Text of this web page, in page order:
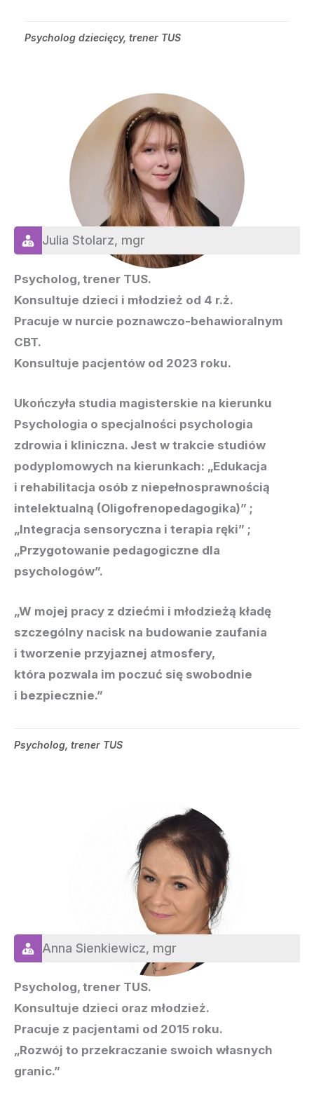
Psycholog dziecięcy, trener TUS
Julia Stolarz, mgr
Psycholog, trener TUS.
Konsultuje dzieci i młodzież od 4 r.ż.
Pracuje w nurcie poznawczo-behawioralnym
CBT.
Konsultuje pacjentów od 2023 roku.
Ukończyła studia magisterskie na kierunku
Psychologia o specjalności psychologia
zdrowia i kliniczna. Jest w trakcie studiów
podyplomowych na kierunkach: „Edukacja
i rehabilitacja osób z niepełnosprawnością
intelektualną (Oligofrenopedagogika)” ;
„Integracja sensoryczna i terapia ręki” ;
„Przygotowanie pedagogiczne dla
psychologów”.
„W mojej pracy z dziećmi i młodzieżą kładę
szczególny nacisk na budowanie zaufania
i tworzenie przyjaznej atmosfery,
która pozwala im poczuć się swobodnie
i bezpiecznie.”
Psycholog, trener TUS
Anna Sienkiewicz, mgr
Psycholog, trener TUS.
Konsultuje dzieci oraz młodzież.
Pracuje z pacjentami od 2015 roku.
„Rozwój to przekraczanie swoich własnych
granic.”